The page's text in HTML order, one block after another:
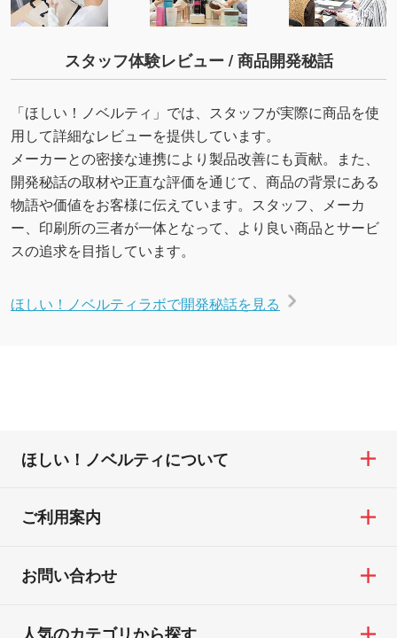
スタッフ体験レビュー / 商品開発秘話
「ほしい！ノベルティ」では、スタッフが実際に商品を使
用して詳細なレビューを提供しています。
メーカーとの密接な連携により製品改善にも貢献。また、
開発秘話の取材や正直な評価を通じて、商品の背景にある
物語や価値をお客様に伝えています。スタッフ、メーカ
ー、印刷所の三者が一体となって、より良い商品とサービ
スの追求を目指しています。
ほしい！ノベルティラボで開発秘話を見る
ほしい！ノベルティについて
ご利用案内
お問い合わせ